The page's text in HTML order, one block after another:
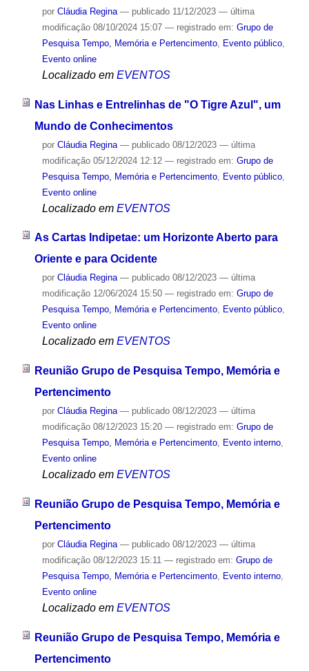
por Cláudia Regina — publicado11/12/2023 — última
modificação08/10/2024 15:07 — registrado em: Grupo de
Pesquisa Tempo, Memória e Pertencimento, Evento público,
Evento online
Localizado em EVENTOS
Nas Linhas e Entrelinhas de "O Tigre Azul", um
Mundo de Conhecimentos
por Cláudia Regina — publicado08/12/2023 — última
modificação05/12/2024 12:12 — registrado em: Grupo de
Pesquisa Tempo, Memória e Pertencimento, Evento público,
Evento online
Localizado em EVENTOS
As Cartas Indipetae: um Horizonte Aberto para
Oriente e para Ocidente
por Cláudia Regina — publicado08/12/2023 — última
modificação12/06/2024 15:50 — registrado em: Grupo de
Pesquisa Tempo, Memória e Pertencimento, Evento público,
Evento online
Localizado em EVENTOS
Reunião Grupo de Pesquisa Tempo, Memória e
Pertencimento
por Cláudia Regina — publicado08/12/2023 — última
modificação08/12/2023 15:20 — registrado em: Grupo de
Pesquisa Tempo, Memória e Pertencimento, Evento interno,
Evento online
Localizado em EVENTOS
Reunião Grupo de Pesquisa Tempo, Memória e
Pertencimento
por Cláudia Regina — publicado08/12/2023 — última
modificação08/12/2023 15:11 — registrado em: Grupo de
Pesquisa Tempo, Memória e Pertencimento, Evento interno,
Evento online
Localizado em EVENTOS
Reunião Grupo de Pesquisa Tempo, Memória e
Pertencimento